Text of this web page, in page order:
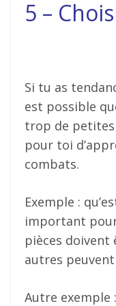
5 –
Si tu as
est possible
trop de petites
pour toi
combats.
Exemple :
important
pièces doivent
autres
Autre exemple